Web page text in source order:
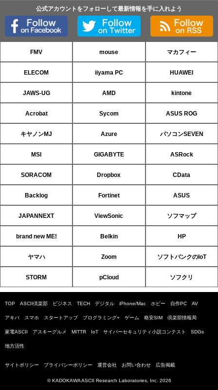
公式アカウントをフォローして最新情報を手に入れよう
FMV mouse マカフィー
ELECOM iiyama PC HUAWEI
JAWS-UG AMD kintone
Acrobat Sycom ASUS ROG
キヤノンMJ Azure パソコンSEVEN
MSI GIGABYTE ASRock
SORACOM Dropbox CData
Backlog Fortinet ASUS
JAPANNEXT ViewSonic ソフマップ
brand new ME! Belkin HP
ヤマハ Zoom ソフトバンクのIoT
STORM pCloud ソフクリ
TOP ASCII倶楽部 ビジネス TECH デジタル iPhone/Mac ホビー 自作PC AV
アキバ スマホ スタートアップ プログラミング+ ゲーム 格安SIM 倶楽部情報局
家電ASCII アスキーグルメ MITTR IoT サイバーセキュリティ小説コンテスト SDGs
地方活性
サイトポリシー プライバシーポリシー 運営会社 お問い合わせ 広告掲載
© KADOKAWA ASCII Research Laboratories, Inc. 2026